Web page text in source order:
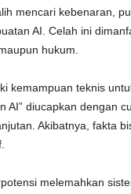
mencari kebenaran,
AI. Celah ini
hukum.
kemampuan teknis
AI” diucapkan dengan
Akibatnya, fakta
melemahkan